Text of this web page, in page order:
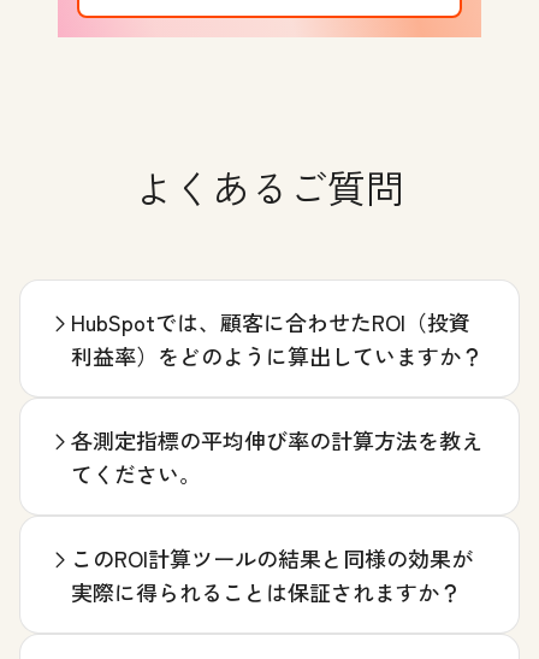
よくあるご質問
HubSpotでは、顧客に合わせたROI（投資
利益率）をどのように算出していますか？
各測定指標の平均伸び率の計算方法を教え
てください。
このROI計算ツールの結果と同様の効果が
実際に得られることは保証されますか？